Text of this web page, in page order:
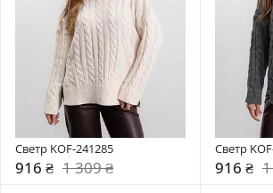
Светр KOF-241285
916 ₴ 1 309 ₴
Светр
916 ₴